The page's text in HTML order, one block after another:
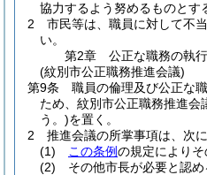
協力するよう努めるものとす
2
市民等は、職員に対して不
い。
第2章
公正な職務の執
(紋別市公正職務推進会議)
第9条
職員の倫理及び公正な
ため、紋別市公正職務推進会
う。)を置く。
2
推進会議の所掌事項は、次
(1)
この条例の規定により
(2)
その他市長が必要と認